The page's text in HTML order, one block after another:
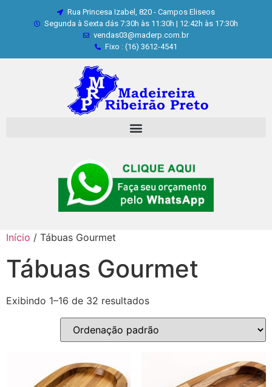
Rua Princesa Izabel, 820 - Campos Eliseos
Segunda à Sexta dás 7:30h às 11:30h | 12:42h às 17:30h
vendas03@maderp.com.br
Fixo : (16) 3612-4541
Início / Tábuas Gourmet
Tábuas Gourmet
Exibindo 1–16 de 32 resultados